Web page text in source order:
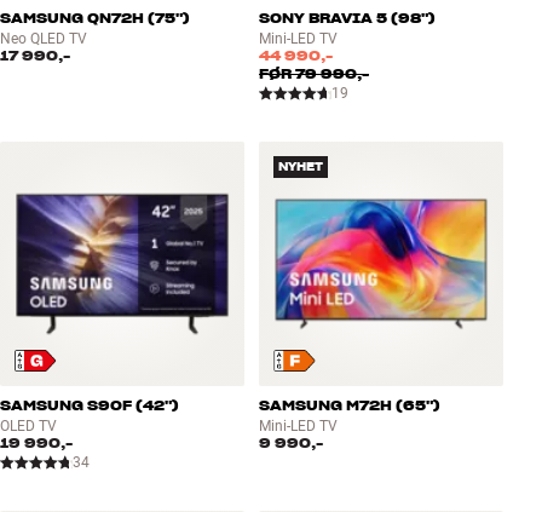
SAMSUNG QN72H (75")
Neo QLED TV
17 990,-
SONY BRAVIA 5 (98")
Mini-LED TV
44 990,-
FØR79 990,-
19
SAMSUNG S90F (42")
OLED TV
19 990,-
34
NYHET
SAMSUNG M72H (65")
Mini-LED TV
9 990,-